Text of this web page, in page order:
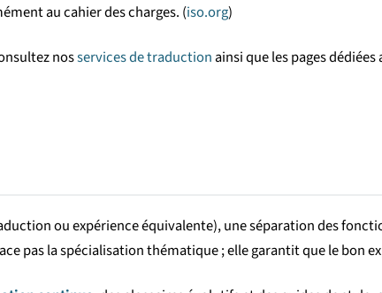
au cahier des charges. (iso.org)
nosservices de traductionainsi que les pages dédiées
ou expérience équivalente), une séparation des
pas la spécialisation thématique ; elle garantit que le bon